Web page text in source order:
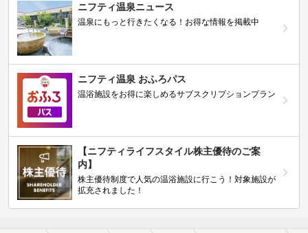
ニフティ温泉ニュース
温泉にもっと行きたくなる！お得な情報を掲載中
ニフティ温泉 おふろパス
温浴施設をお得に楽しめるサブスクリプションプラン
【ニフティライフスタイル株主優待のご案
内】
株主優待制度で人気の温浴施設に行こう！対象施設が
拡充されました！